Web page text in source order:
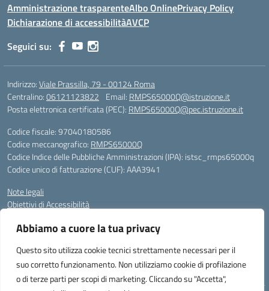
Abbiamo a cuore la tua privacy
Questo sito utilizza cookie tecnici strettamente necessari per il
suo corretto funzionamento. Non utilizziamo cookie di profilazione
o di terze parti per scopi di marketing. Cliccando su "Accetta",
Amministrazione trasparenteAlbo OnlinePrivacy Policy
Dichiarazione di accessibilitàAVCP
Seguici su:
Indirizzo:Viale Prassilla, 79 - 00124 Roma
Centralino:06121123822 Email: RMPS65000Q@istruzione.it
Posta elettronica certificata (PEC): RMPS65000Q@pec.istruzione.it
Codice fiscale: 97040180586
Codice meccanografico: RMPS65000Q
Codice Indice delle Pubbliche Amministrazioni (IPA): istsc_rmps65000q
Codice unico di fatturazione (CUF): AAA3941
Note legali
Obiettivi di Accessibilità
del sito web al responsabile dell’accessibilità (RTD), scrivendo al
Sito realizzato da Avaservice